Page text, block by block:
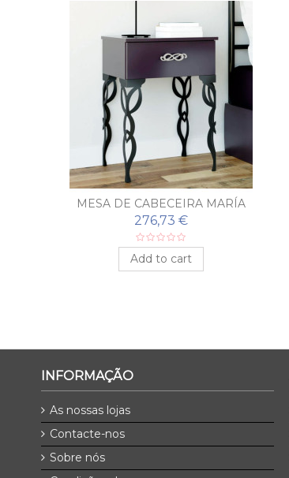
MESA DE CABECEIRA MARÍA
276,73 €
Add to cart
INFORMAÇÃO
As nossas lojas
Contacte-nos
Sobre nós